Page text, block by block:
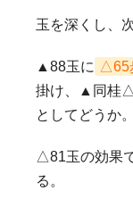
玉を深くし、
▲88玉に △65
掛け、▲同桂
としてどうか。
△81玉の効果
る。